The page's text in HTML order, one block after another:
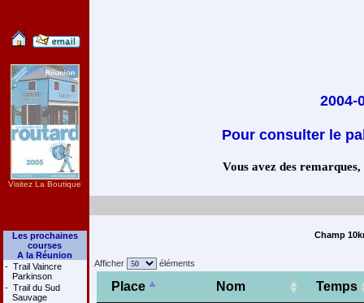
Visitez La Boutique
Les prochaines
courses
A la Réunion
- Trail Vaincre
Parkinson
- Trail du Sud
Sauvage
2004-
Pour consulter le
Vous avez des
Champ
Afficher éléments
Place Nom Temps